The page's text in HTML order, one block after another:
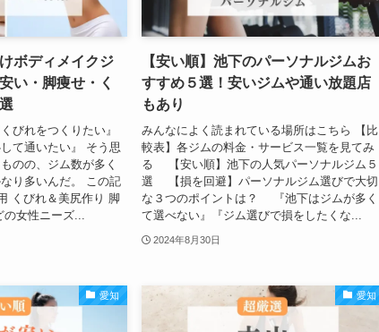
ボディメイクジ
い・脚痩せ・く
びれをつくりたい』
て通いたい』 そう思
のの、ジム数が多く
り多いんだ。 この記
くびれ＆美尻作り 脚
女性ニーズ...
【安い順】池下のパーソナルジムお
すすめ５選！安いジムや通い放題店
もあり
みんなによく読まれている場所はこちら 【比
較表】各ジムの料金・サービス一覧を見てみ
る 【安い順】池下の人気パーソナルジム５
選 【損を回避】パーソナルジム選びで大切
な３つのポイントは？ 『池下はジムが多く
て選べない』『ジム選びで損をしたくな...
2024年8月30日
愛知 愛知